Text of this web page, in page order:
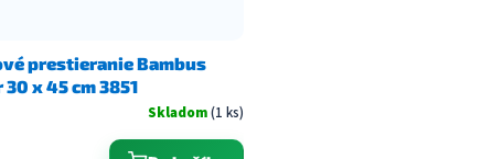
prestieranie Bambus
x 45 cm 3851
Skladom(1 ks)